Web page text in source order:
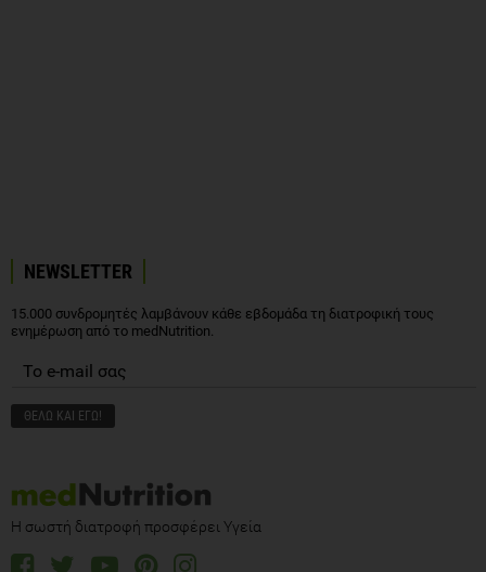
NEWSLETTER
15.000 συνδρομητές λαμβάνουν κάθε εβδομάδα τη διατροφική τους
ενημέρωση από το medNutrition.
Η σωστή διατροφή προσφέρει Υγεία